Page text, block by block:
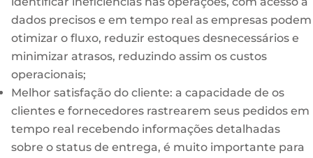
dados precisos e em tempo real as empresas podem
otimizar o fluxo, reduzir estoques desnecessários e
minimizar atrasos, reduzindo assim os custos
operacionais;
Melhor satisfação do cliente: a capacidade de os
clientes e fornecedores rastrearem seus pedidos em
tempo real recebendo informações detalhadas
sobre o status de entrega, é muito importante para